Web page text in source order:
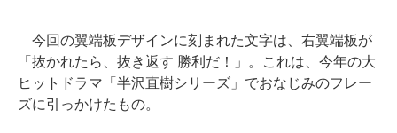
今回の翼端板デザインに刻まれた文字は、右翼端板が
「抜かれたら、抜き返す 勝利だ！」。これは、今年の大
ヒットドラマ「半沢直樹シリーズ」でおなじみのフレー
ズに引っかけたもの。